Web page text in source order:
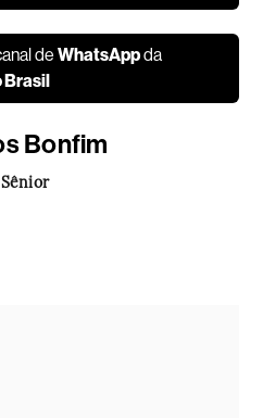
deWhatsAppda
Brasil
Bonfim